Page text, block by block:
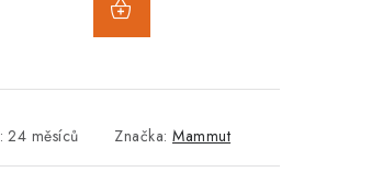
: 24 měsíců Značka: Mammut